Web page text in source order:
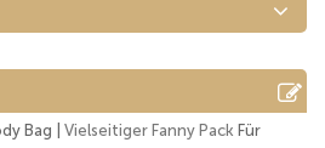
Bag | Vielseitiger Fanny Pack Für